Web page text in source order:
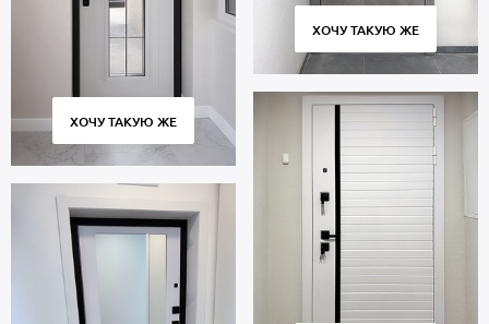
ХОЧУ ТАКУЮ ЖЕ
ХОЧУ ТАКУЮ ЖЕ